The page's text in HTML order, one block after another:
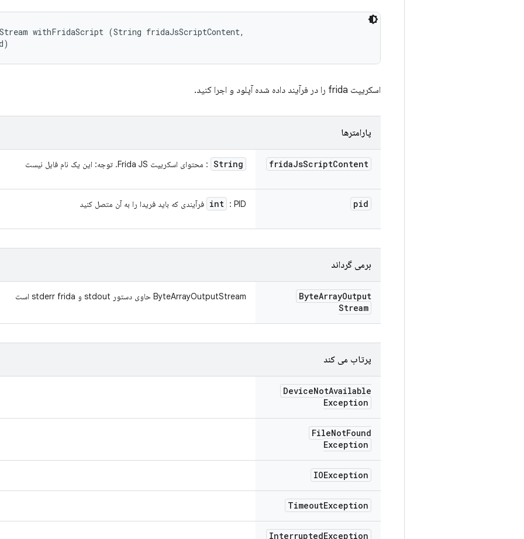
withFridaScript (String fridaJsScriptContent,
اسکریپت frida را در فرآیند داده شده آپلود و اجرا کنید.
پارامترها
fridaJsScriptContent
String : محتوای اسکریپت Frida JS. توجه: این یک نام فایل نیست
pid
int : PID فرآیندی که باید فریدا را به آن متصل کنید
برمی گرداند
ByteArrayOutput
Stream
ByteArrayOutputStream حاوی دستور stdout و stderr frida است
پرتاب می کند
DeviceNotAvailable
Exception
FileNotFound
Exception
IOException
TimeoutException
InterruptedException